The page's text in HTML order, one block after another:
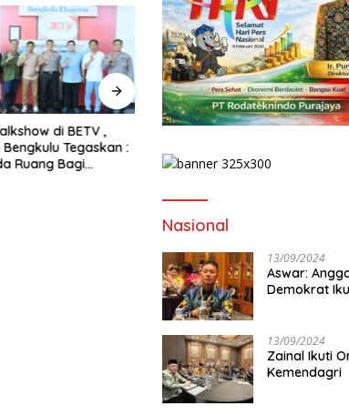
di BETV ,
Tegaskan :
Ruang Bagi
Lewat Podcast Tribun
Paparkan Komitmen
Profesional dan Humanis
Nasional
13/09/2024
Aswar:
Demokrat
13/09/2024
Zainal Ikuti
Kemendagri